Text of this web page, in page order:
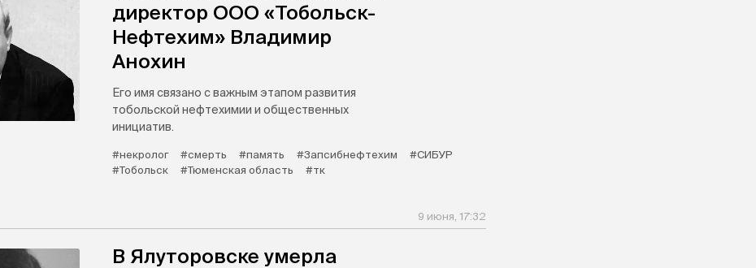
директор ООО «Тобольск-
Нефтехим» Владимир
Анохин
Его имя связано с важным этапом развития
тобольской нефтехимии и общественных
инициатив.
#некролог #смерть #память #Запсибнефтехим
#СИБУР
#Тобольск
#Тюменская область #тк
9 июня, 17:32
В Ялуторовске умерла